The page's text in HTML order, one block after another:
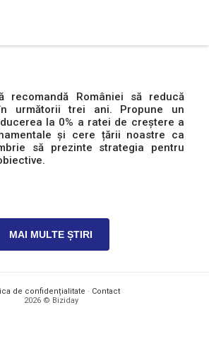
recomandă României să reducă
următorii trei ani. Propune un
la 0% a ratei de creștere a
și cere țării noastre ca
să prezinte strategia pentru
MAI MULTE ȘTIRI
de confidențialitate · Contact
2026 © Biziday